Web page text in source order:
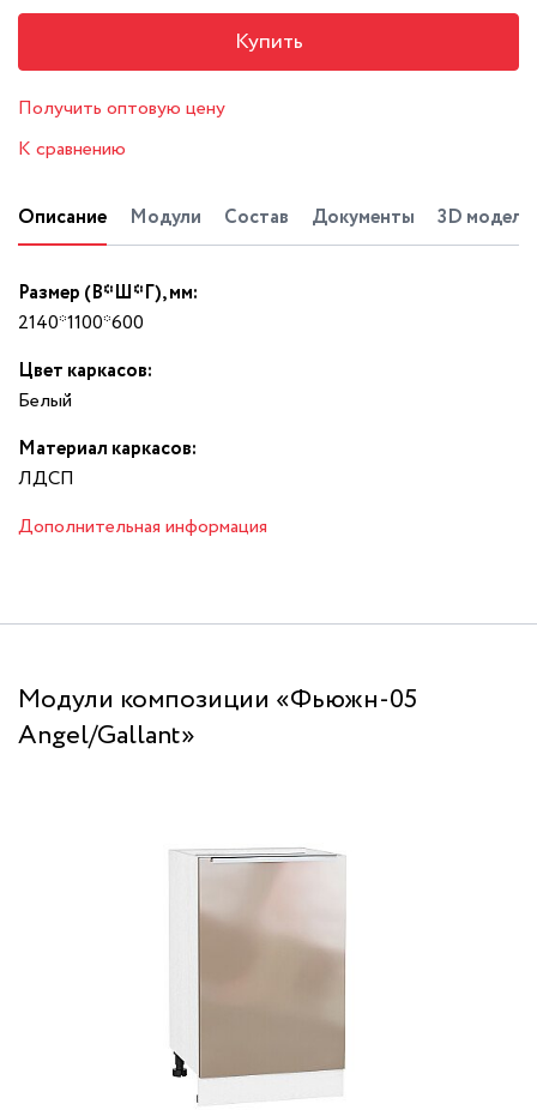
Купить
Получить оптовую цену
К сравнению
Описание Модули Состав Документы 3D модель
Размер (В*Ш*Г), мм:
2140*1100*600
Цвет каркасов:
Белый
Материал каркасов:
ЛДСП
Дополнительная информация
Модули композиции «Фьюжн-05
Angel/Gallant»